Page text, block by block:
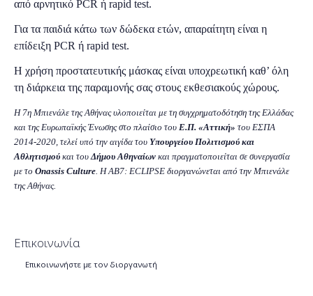
από αρνητικό PCR ή rapid test.
Για τα παιδιά κάτω των δώδεκα ετών, απαραίτητη είναι η
επίδειξη PCR ή rapid test.
Η χρήση προστατευτικής μάσκας είναι υποχρεωτική καθ’ όλη
τη διάρκεια της παραμονής σας στους εκθεσιακούς χώρους.
H 7η Μπιενάλε της Αθήνας υλοποιείται με τη συγχρηματοδότηση της Ελλάδας
και της Ευρωπαϊκής Ένωσης στο πλαίσιο του Ε.Π. «Αττική» του ΕΣΠΑ
2014-2020, τελεί υπό την αιγίδα του Υπουργείου Πολιτισμού και
Αθλητισμού και τουΔήμου Αθηναίων και πραγματοποιείται σε συνεργασία
με το Onassis Culture. Η AB7: ECLIPSE διοργανώνεται από την Μπιενάλε
της Αθήνας.
Επικοινωνία
Επικοινωνήστε με τον διοργανωτή